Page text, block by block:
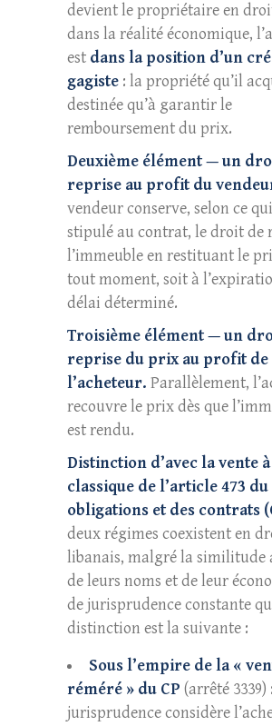
devient le propriétaire en
dans la réalité économique,
est dans la position d’un
gagiste : la propriété qu’il
destinée qu’à garantir le
remboursement du prix.
Deuxième élément — un
reprise au profit du
vendeur conserve, selon ce
stipulé au contrat, le droit de
l’immeuble en restituant le
tout moment, soit à
délai déterminé.
Troisième élément — un
reprise du prix au profit de
l’acheteur. Parallèlement,
recouvre le prix dès que
est rendu.
Distinction d’avec la vente
classique de l’article 473 du
obligations et des contrats
deux régimes coexistent en
libanais, malgré la similitude
de leurs noms et de leur
de jurisprudence constante
distinction est la suivante :
Sous l’empire de la «
réméré » du CP (arrêté 3339)
jurisprudence considère